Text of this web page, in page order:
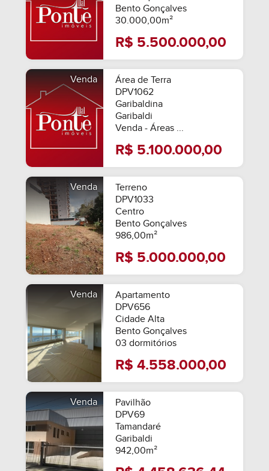
Bento Gonçalves
30.000,00m²
R$ 5.500.000,00
Venda
Área de Terra
DPV1062
Garibaldina
Garibaldi
Venda - Áreas ...
R$ 5.100.000,00
Venda
Terreno
DPV1033
Centro
Bento Gonçalves
986,00m²
R$ 5.000.000,00
Venda
Apartamento
DPV656
Cidade Alta
Bento Gonçalves
03 dormitórios
R$ 4.558.000,00
Venda
Pavilhão
DPV69
Tamandaré
Garibaldi
942,00m²